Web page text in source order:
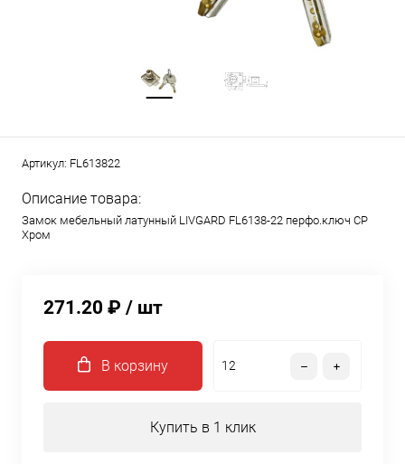
Артикул: FL613822
Описание товара:
Замок мебельный латунный LIVGARD FL6138-22 перфо.ключ CP
Хром
271.20 ₽ / шт
В корзину
Купить в 1 клик